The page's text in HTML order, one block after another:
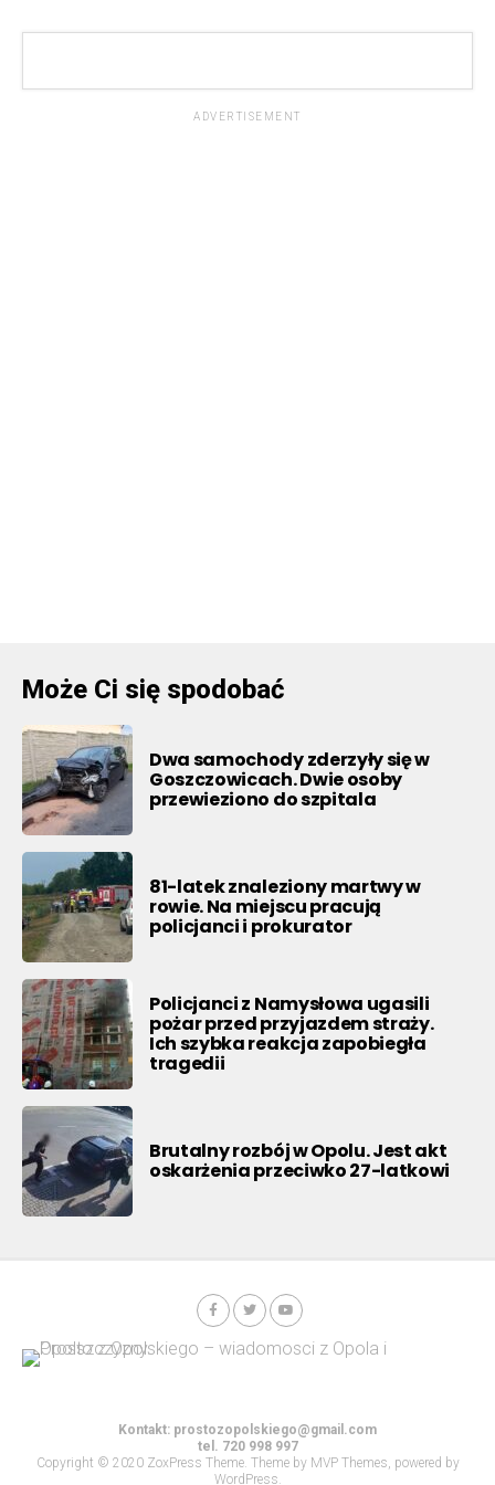
ADVERTISEMENT
Może Ci się spodobać
Dwa samochody zderzyły się w
Goszczowicach. Dwie osoby
przewieziono do szpitala
81-latek znaleziony martwy w
rowie. Na miejscu pracują
policjanci i prokurator
Policjanci z Namysłowa ugasili
pożar przed przyjazdem straży.
Ich szybka reakcja zapobiegła
tragedii
Brutalny rozbój w Opolu. Jest akt
oskarżenia przeciwko 27-latkowi
Kontakt: prostozopolskiego@gmail.com
tel. 720 998 997
Copyright © 2020 ZoxPress Theme. Theme by MVP Themes, powered by
WordPress.